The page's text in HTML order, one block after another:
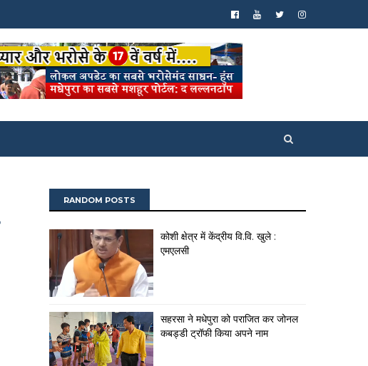
RANDOM POSTS
कोशी क्षेत्र में केंद्रीय वि.वि. खुले :
एमएलसी
सहरसा ने मधेपुरा को पराजित कर जोनल
कबड्डी ट्रॉफी किया अपने नाम